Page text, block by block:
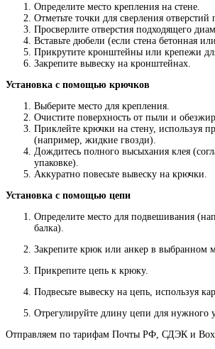
Определите место крепления на стене.
Отметьте точки для сверления отверстий
Просверлите отверстия подходящего
Вставьте дюбели (если стена бетонная
Прикрутите кронштейны или крепежи
Закрепите вывеску на кронштейнах.
Установка с помощью крючков
Выберите место для крепления.
Очистите поверхность от пыли и
Приклейте крючки на стену, используя
(например, жидкие гвозди).
Дождитесь полного высыхания клея
упаковке).
Аккуратно повесьте вывеску на крючки.
Установка с помощью цепи
Определите место для подвешивания
балка).
Закрепите крюк или анкер в выбранном
Прикрепите цепь к крюку.
Подвесьте вывеску на цепь, используя
Отрегулируйте длину цепи для нужного
Отправляем по тарифам Почты РФ, СДЭК и